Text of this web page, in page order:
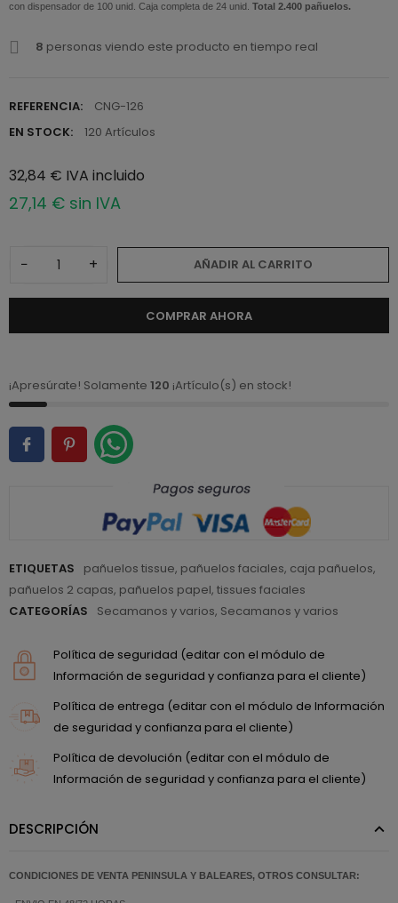
con dispensador de 100 unid. Caja completa de 24 unid. Total 2.400 pañuelos.
8 personas viendo este producto en tiempo real
REFERENCIA:
CNG-126
EN STOCK:
120 Artículos
32,84 € IVA incluido
27,14 € sin IVA
− + AÑADIR AL CARRITO
COMPRAR AHORA
¡Apresúrate! Solamente 120 ¡Artículo(s) en stock!
ETIQUETAS pañuelos tissue, pañuelos faciales, caja pañuelos,
pañuelos 2 capas, pañuelos papel, tissues faciales
CATEGORÍAS
Secamanos y varios, Secamanos y varios
Política de seguridad (editar con el módulo de
Información de seguridad y confianza para el cliente)
Política de entrega (editar con el módulo de Información
de seguridad y confianza para el cliente)
Política de devolución (editar con el módulo de
Información de seguridad y confianza para el cliente)
DESCRIPCIÓN
CONDICIONES DE VENTA PENINSULA Y BALEARES, OTROS CONSULTAR: